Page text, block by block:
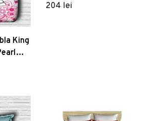
King
Bumbac Ranforce
204 lei